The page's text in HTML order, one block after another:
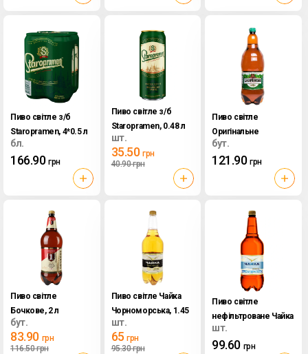
Пиво світле з/б
Staropramen, 4*0.5 л
бл.
166.90 грн
Пиво світле з/б
Staropramen, 0.48 л
шт.
35.50 грн
40.90грн
Пиво світле
Оригінальне
Закарпатське, 2 л
бут.
121.90 грн
Пиво світле
Бочкове, 2 л
бут.
83.90 грн
116.50грн
Пиво світле Чайка
Чорноморська, 1.45
л
шт.
65 грн
95.30грн
Пиво світле
нефільтроване Чайка
Чорноморська, 1.45
л
шт.
99.60 грн